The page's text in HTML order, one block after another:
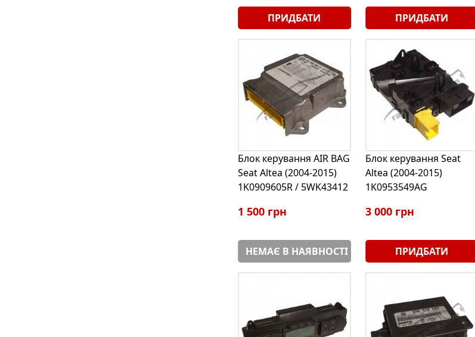
ПРИДБАТИ ПРИДБАТИ
Блок керування AIR BAG
Seat Altea (2004-2015)
1K0909605R / 5WK43412
1 500 грн
НЕМАЄ В НАЯВНОСТІ
Блок керування Seat
Altea (2004-2015)
1K0953549AG
3 000 грн
ПРИДБАТИ